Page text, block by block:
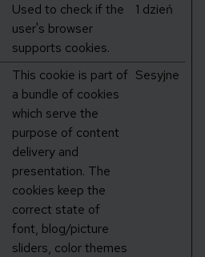
Used to check if the
user's browser
supports cookies.
1 dzień
This cookie is part of
a bundle of cookies
which serve the
purpose of content
delivery and
presentation. The
cookies keep the
correct state of
font, blog/picture
sliders, color themes
Sesyjne